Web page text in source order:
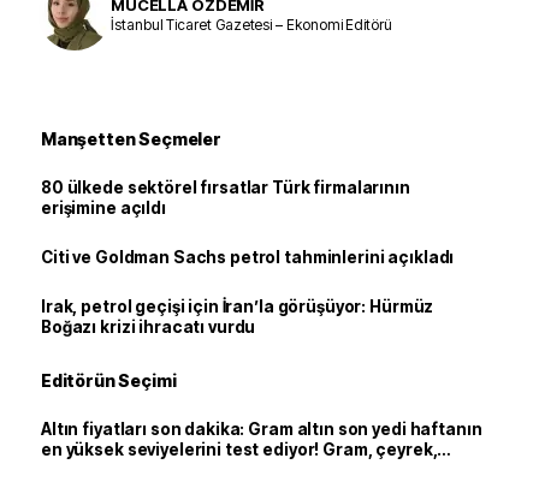
MÜCELLA ÖZDEMİR
İstanbul Ticaret Gazetesi – Ekonomi Editörü
Manşetten Seçmeler
80 ülkede sektörel fırsatlar Türk firmalarının
erişimine açıldı
Citi ve Goldman Sachs petrol tahminlerini açıkladı
Irak, petrol geçişi için İran’la görüşüyor: Hürmüz
Boğazı krizi ihracatı vurdu
Editörün Seçimi
Altın fiyatları son dakika: Gram altın son yedi haftanın
en yüksek seviyelerini test ediyor! Gram, çeyrek,